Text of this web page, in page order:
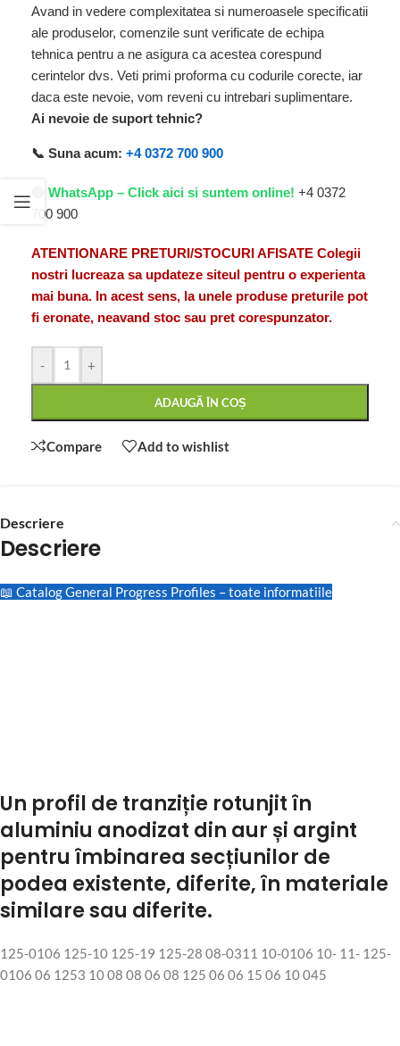
Avand in vedere complexitatea si numeroasele specificatii
ale produselor, comenzile sunt verificate de echipa
tehnica pentru a ne asigura ca acestea corespund
cerintelor dvs. Veti primi proforma cu codurile corecte, iar
daca este nevoie, vom reveni cu intrebari suplimentare.
Ai nevoie de suport tehnic?
📞 Suna acum: +4 0372 700 900
WhatsApp – Click aici si suntem online! +4 0372
700 900
ATENTIONARE PRETURI/STOCURI AFISATE Colegii
nostri lucreaza sa updateze siteul pentru o experienta
mai buna. In acest sens, la unele produse preturile pot
fi eronate, neavand stoc sau pret corespunzator.
- +
ADAUGĂ ÎN COȘ
Compare Add to wishlist
Descriere
Descriere
📖 Catalog General Progress Profiles – toate informatiile
Un profil de tranziție rotunjit în
aluminiu anodizat din aur și argint
pentru îmbinarea secțiunilor de
podea existente, diferite, în materiale
similare sau diferite.
125-0106 125-10 125-19 125-28 08-0311 10-0106 10- 11- 125-
0106 06 1253 10 08 08 06 08 125 06 06 15 06 10 045